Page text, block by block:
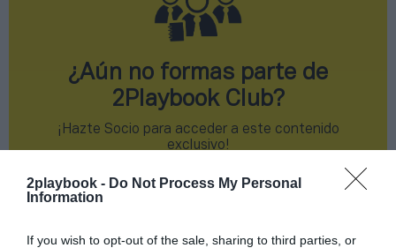
2playbook - Do Not Process My Personal
Information
If you wish to opt-out of the sale, sharing to third parties, or
¿Aún no formas parte de
2Playbook Club?
¡Hazte Socio para acceder a este contenido
exclusivo!
¡Suscríbete! Inicia sesión